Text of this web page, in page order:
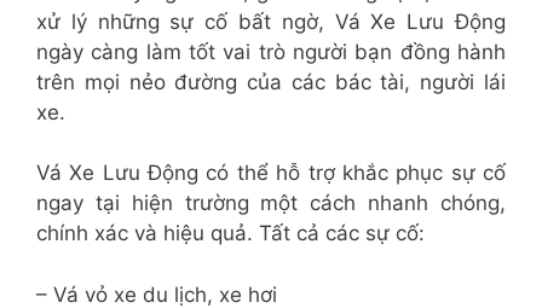
xử lý những sự cố bất ngờ, Vá Xe Lưu Động
ngày càng làm tốt vai trò người bạn đồng hành
trên mọi nẻo đường của các bác tài, người lái
xe.
Vá Xe Lưu Động có thể hỗ trợ khắc phục sự cố
ngay tại hiện trường một cách nhanh chóng,
chính xác và hiệu quả. Tất cả các sự cố:
– Vá vỏ xe du lịch, xe hơi